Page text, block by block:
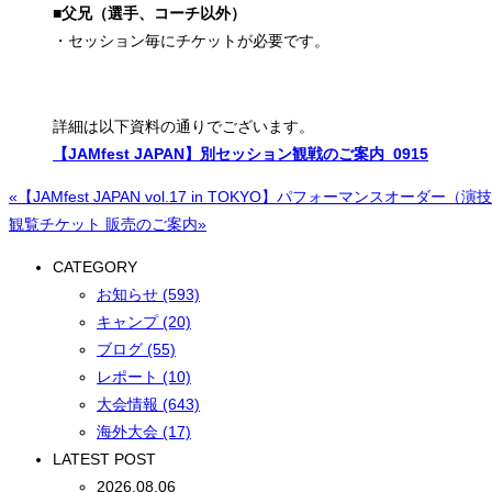
■父兄（選手、コーチ以外）
・セッション毎にチケットが必要です。
詳細は以下資料の通りでございます。
【JAMfest JAPAN】別セッション観戦のご案内_0915
«【JAMfest JAPAN vol.17 in TOKYO】パフォーマンスオーダー（演
観覧チケット 販売のご案内»
CATEGORY
お知らせ (593)
キャンプ (20)
ブログ (55)
レポート (10)
大会情報 (643)
海外大会 (17)
LATEST POST
2026.08.06